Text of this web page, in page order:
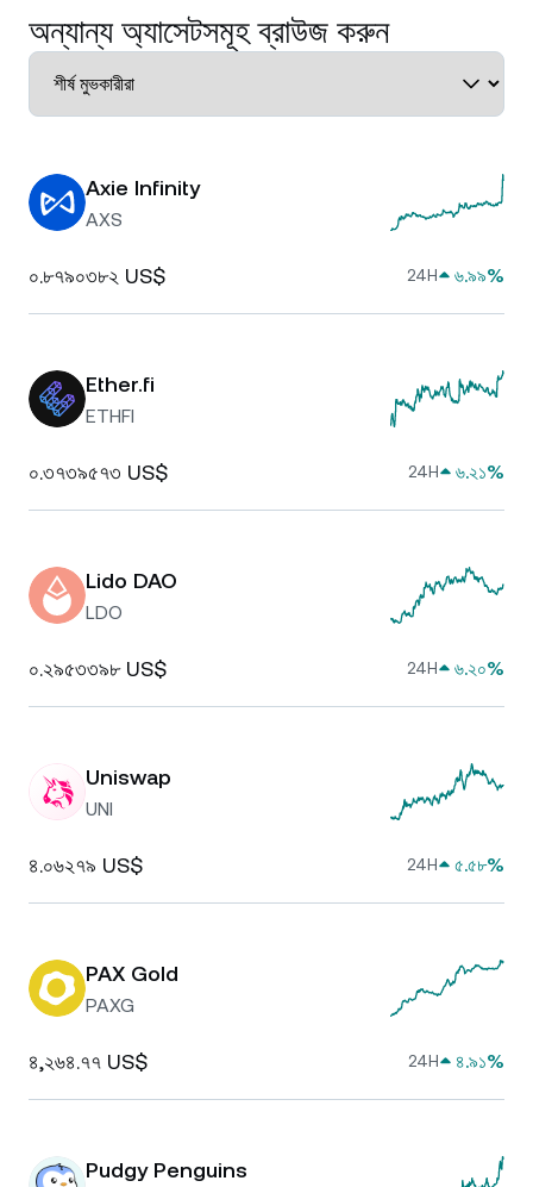
অন্যান্য অ্যাসেটসমূহ ব্রাউজ করুন
Axie Infinity
AXS
০.৮৭৯০৩৮২ US$ 24H ৬.৯৯%
Ether.fi
ETHFI
০.৩৭৩৯৫৭৩ US$ 24H ৬.২১%
Lido DAO
LDO
০.২৯৫৩৩৯৮ US$ 24H ৬.২০%
Uniswap
UNI
৪.০৬২৭৯ US$ 24H ৫.৫৮%
PAX Gold
PAXG
৪,২৬৪.৭৭ US$ 24H ৪.৯১%
Pudgy Penguins